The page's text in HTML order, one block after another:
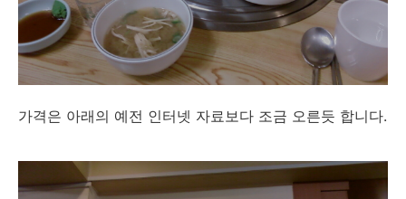
가격은 아래의 예전 인터넷 자료보다 조금 오른듯 합니다.